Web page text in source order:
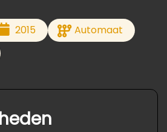
2015
Automaat